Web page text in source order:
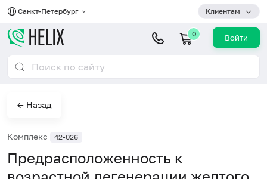
Санкт-Петербург Клиентам
0 Войти
← Назад
Комплекс 42-026
Предрасположенность к